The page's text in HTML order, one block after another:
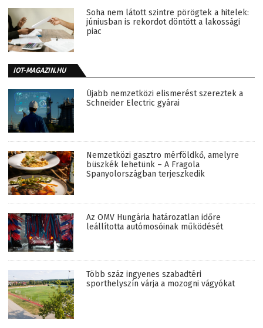
Soha nem látott szintre pörögtek a hitelek:
júniusban is rekordot döntött a lakossági
piac
IOT-MAGAZIN.HU
Újabb nemzetközi elismerést szereztek a
Schneider Electric gyárai
Nemzetközi gasztro mérföldkő, amelyre
büszkék lehetünk – A Fragola
Spanyolországban terjeszkedik
Az OMV Hungária határozatlan időre
leállította autómosóinak működését
Több száz ingyenes szabadtéri
sporthelyszín várja a mozogni vágyókat